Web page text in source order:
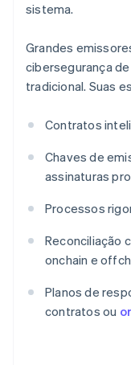
sistema.
Grandes
cibersegurança
tradicional. Suas
Contratos
Chaves de
assinaturas
Processos
Reconciliação
onchain e
Planos de
contratos ou